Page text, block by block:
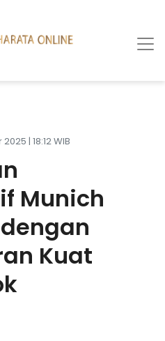
| 18:12 WIB
Munich
Kuat